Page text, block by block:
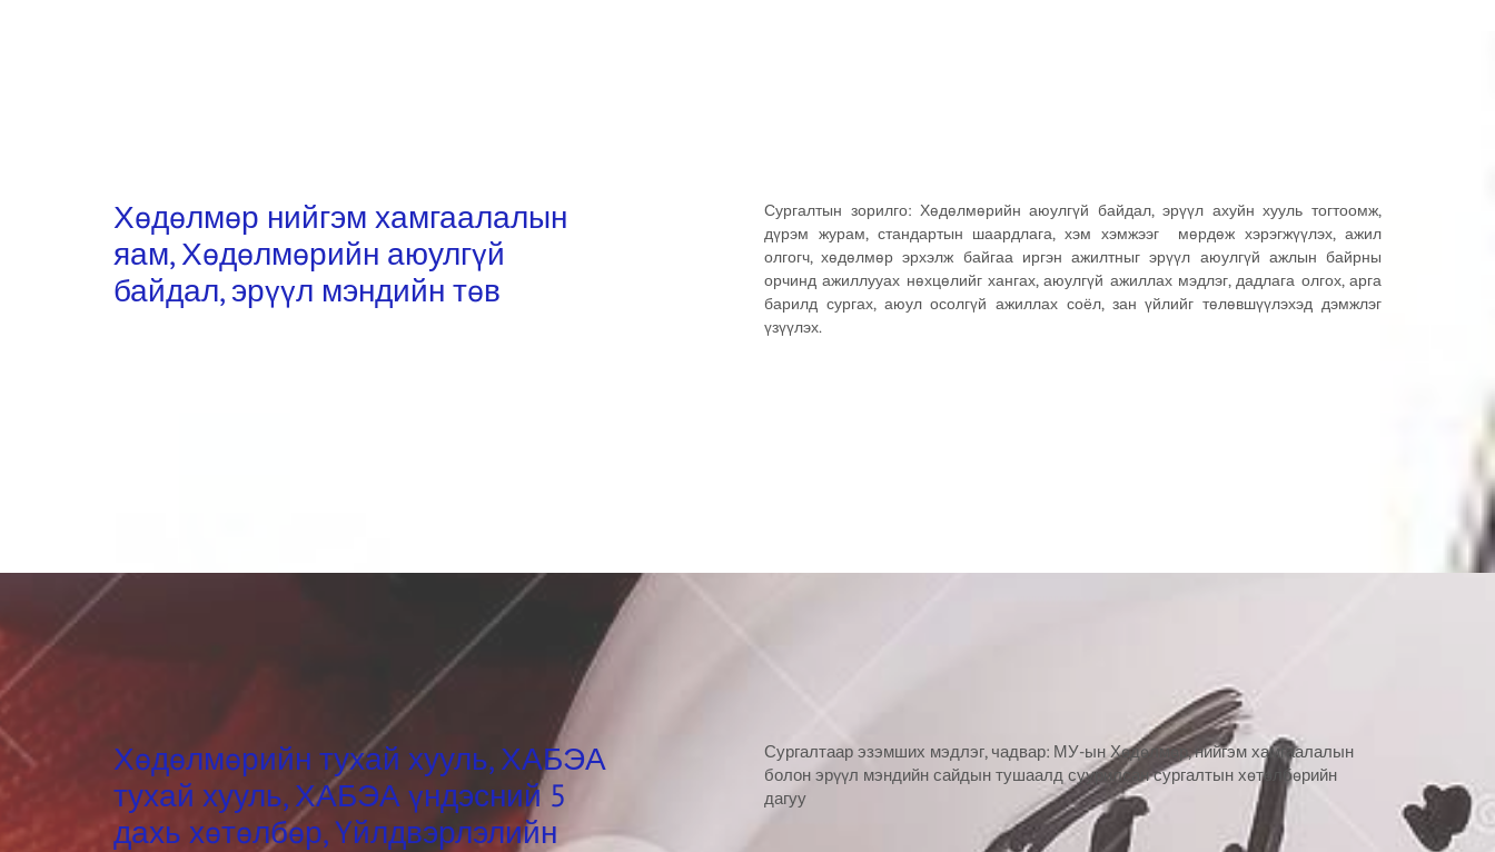
Хөдөлмөр нийгэм хамгаалалын
яам, Хөдөлмөрийн аюулгүй
байдал, эрүүл мэндийн төв
Сургалтын зорилго: Хөдөлмөрийн аюулгүй байдал, эрүүл ахуйн хууль тогтоомж,
дүрэм журам, стандартын шаардлага, хэм хэмжээг мөрдөж хэрэгжүүлэх, ажил
олгогч, хөдөлмөр эрхэлж байгаа иргэн ажилтныг эрүүл аюулгүй ажлын байрны
орчинд ажиллууах нөхцөлийг хангах, аюулгүй ажиллах мэдлэг, дадлага олгох, арга
барилд сургах, аюул осолгүй ажиллах соёл, зан үйлийг төлөвшүүлэхэд дэмжлэг
үзүүлэх.
Хөдөлмөрийн тухай хууль, ХАБЭА
тухай хууль, ХАБЭА үндэсний 5
дахь хөтөлбөр, Үйлдвэрлэлийн
Сургалтаар эзэмших мэдлэг, чадвар: МУ-ын Хөдөлмөр, нийгэм хамгаалалын
болон эрүүл мэндийн сайдын тушаалд суурилсан сургалтын хөтөлбөрийн
дагуу